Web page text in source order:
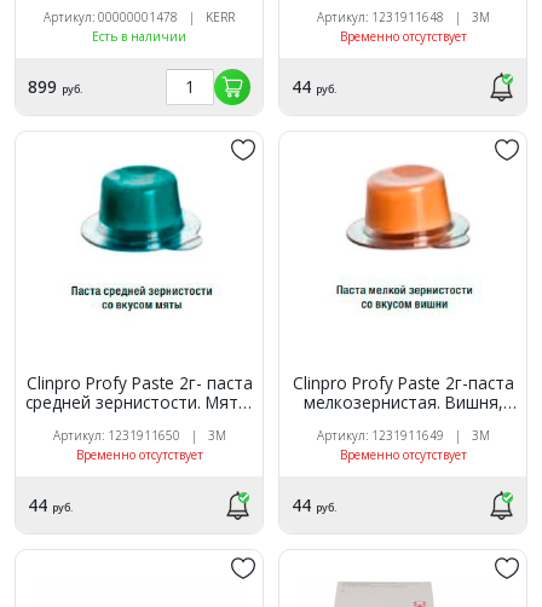
Артикул: 00000001478 | KERR
Есть в наличии
899 руб.
Артикул: 1231911648 | 3M
Временно отсутствует
44 руб.
Clinpro Profy Paste 2г- паста
средней зернистости. Мята,
Артикул: 1231911650 | 3M
Временно отсутствует
44 руб.
Clinpro Profy Paste 2г-паста
мелкозернистая. Вишня,
Артикул: 1231911649 | 3M
Временно отсутствует
44 руб.